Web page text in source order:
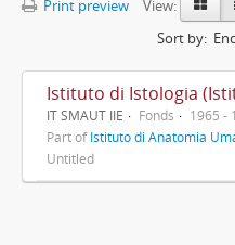
Print preview
View:
Sort by:
IT SMAUT IIE Fonds
1965 -
Part ofIstituto di Anatomia
Untitled